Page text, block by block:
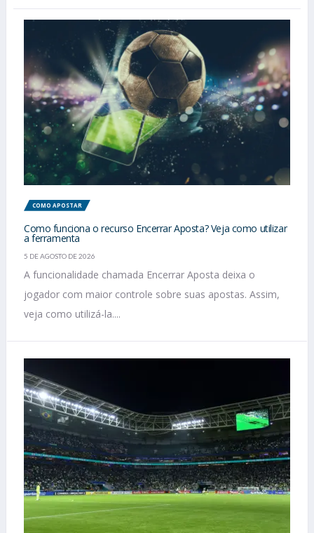
COMO APOSTAR
Como funciona o recurso Encerrar Aposta? Veja como utilizar
a ferramenta
5 DE AGOSTO DE 2026
A funcionalidade chamada Encerrar Aposta deixa o
jogador com maior controle sobre suas apostas. Assim,
veja como utilizá-la....